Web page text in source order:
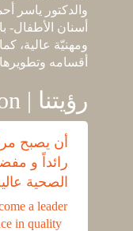
والدكتور
أسنان الأطفال-
ومهنيّة عالية،
أقسامه
Our Vision | رؤيتنا
أن يصبح
رائداً و
الصحية
a leader
in quality